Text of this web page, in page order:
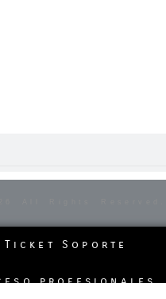
Ticket Soporte
profesionales